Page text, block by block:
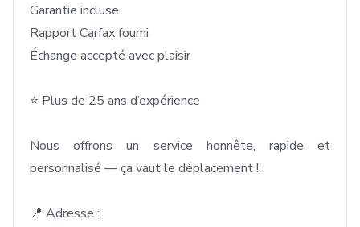
Garantie incluse
Rapport Carfax fourni
Échange accepté avec plaisir
⭐ Plus de 25 ans d’expérience
Nous offrons un service honnête, rapide et
personnalisé — ça vaut le déplacement !
📍 Adresse :